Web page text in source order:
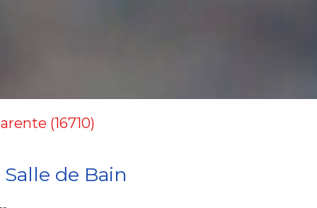
(16710)
de Bain